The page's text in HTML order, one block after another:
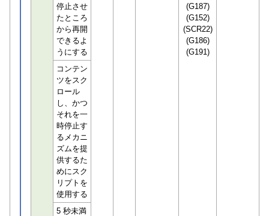
停止させ
たところ
から再開
できるよ
うにする
(G187)
(G152)
(SCR22)
(G186)
(G191)
コンテン
ツをスク
ロール
し、かつ
それを一
時停止す
るメカニ
ズムを提
供するた
めにスク
リプトを
使用する
5 秒未満